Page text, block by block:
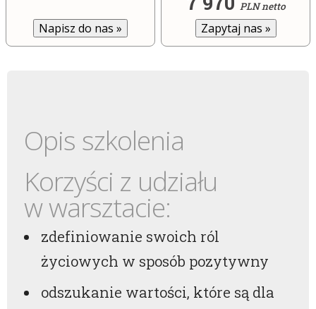
Napisz do nas »
PLN netto
Zapytaj nas »
Opis szkolenia
Korzyści z udziału
w warsztacie:
zdefiniowanie swoich ról
życiowych w sposób pozytywny
odszukanie wartości, które są dla